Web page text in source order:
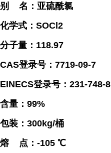
别 名：亚硫酰氯
化学式：SOCl2
分子量：118.97
CAS登录号：7719-09-7
EINECS登录号：231-748-8
含量：99%
包装：300kg/桶
熔 点：-105 ℃